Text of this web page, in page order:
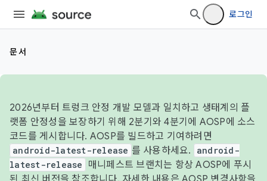
로그인
문서
2026년부터 트렁크 안정 개발 모델과 일치하고 생태계의 플
랫폼 안정성을 보장하기 위해 2분기와 4분기에 AOSP에 소스
코드를 게시합니다. AOSP를 빌드하고 기여하려면
android-latest-release 를 사용하세요.
android-
latest-release
매니페스트 브랜치는 항상 AOSP에 푸시